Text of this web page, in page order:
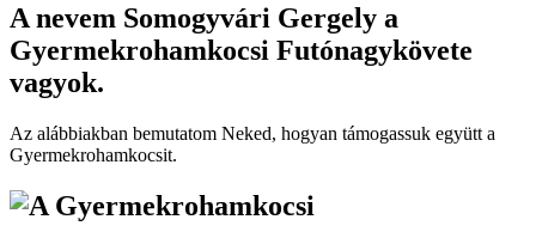
A nevem Somogyvári Gergely a
Gyermekrohamkocsi Futónagykövete
vagyok.
Az alábbiakban bemutatom Neked, hogyan támogassuk együtt a
Gyermekroham­kocsit.